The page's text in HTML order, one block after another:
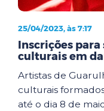
25/04/2023, às 7:17
Inscrições
culturais em
Artistas de
culturais
até o dia 8 de